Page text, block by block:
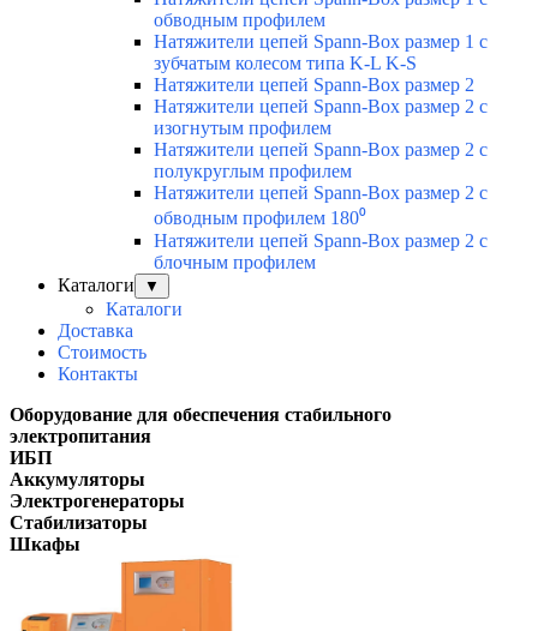
обводным профилем
Натяжители цепей Spann-Box размер 1 с
зубчатым колесом типа K-L K-S
Натяжители цепей Spann-Box размер 2
Натяжители цепей Spann-Box размер 2 с
изогнутым профилем
Натяжители цепей Spann-Box размер 2 с
полукруглым профилем
Натяжители цепей Spann-Box размер 2 с
обводным профилем 180⁰
Натяжители цепей Spann-Box размер 2 с
блочным профилем
Каталоги
▼
Каталоги
Доставка
Стоимость
Контакты
Оборудование для обеспечения стабильного
электропитания
ИБП
Аккумуляторы
Электрогенераторы
Стабилизаторы
Шкафы